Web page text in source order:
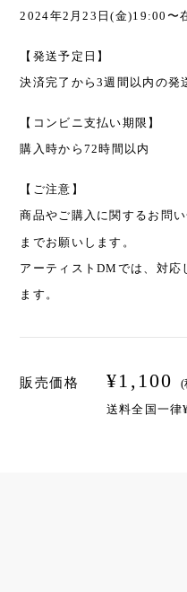
2024年2月23日(金)19:00〜
【発送予定日】
決済完了から3週間以内の発
【コンビニ支払い期限】
購入時から72時間以内
【ご注意】
商品やご購入に関するお問
までお願いします。
アーティストDMでは、対応
ます。
販売価格 ¥1,100 (
送料全国一律